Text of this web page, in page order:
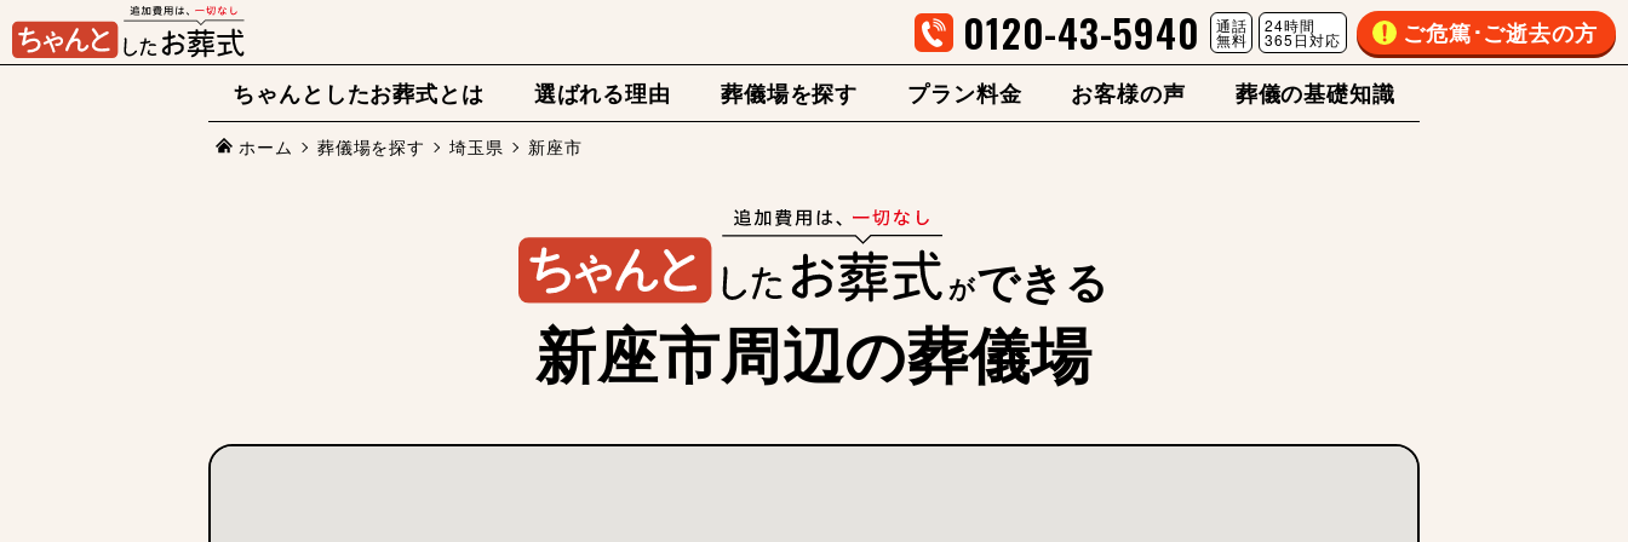
0120-43-5940 通話
無料
24時間
365日対応
ご危篤･ご逝去の方
ちゃんとしたお葬式とは
選ばれる理由 葬儀場を探す プラン料金 お客様の声 葬儀の基礎知識
ホーム 葬儀場を探す 埼玉県 新座市
ができる
新座市周辺の葬儀場